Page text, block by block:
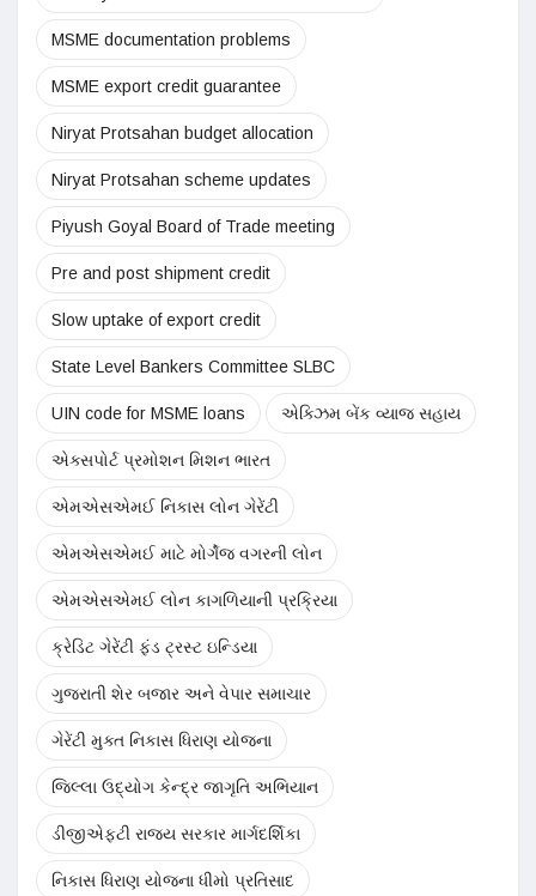
MSME documentation problems
MSME export credit guarantee
Niryat Protsahan budget allocation
Niryat Protsahan scheme updates
Piyush Goyal Board of Trade meeting
Pre and post shipment credit
Slow uptake of export credit
State Level Bankers Committee SLBC
UIN code for MSME loans એક્ઝિમ બેંક વ્યાજ સહાય
એક્સપોર્ટ પ્રમોશન મિશન ભારત
એમએસએમઈ નિકાસ લોન ગેરેંટી
એમએસએમઈ માટે મોર્ગેજ વગરની લોન
એમએસએમઈ લોન કાગળિયાની પ્રક્રિયા
ક્રેડિટ ગેરેંટી ફંડ ટ્રસ્ટ ઇન્ડિયા
ગુજરાતી શેર બજાર અને વેપાર સમાચાર
ગેરેંટી મુક્ત નિકાસ ધિરાણ યોજના
જિલ્લા ઉદ્યોગ કેન્દ્ર જાગૃતિ અભિયાન
ડીજીએફટી રાજ્ય સરકાર માર્ગદર્શિકા
નિકાસ ધિરાણ યોજના ધીમો પ્રતિસાદ